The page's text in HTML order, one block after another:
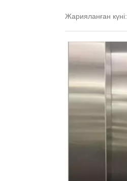
Жарияланған күні: